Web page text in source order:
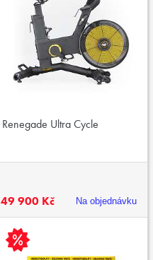
Renegade Ultra Cycle
49 900 Kč Na objednávku